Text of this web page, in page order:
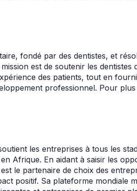
fondé par des dentistes, et
est de soutenir les dentistes
des patients, tout en
professionnel. Pour plus
les entreprises à tous les
Afrique. En aidant à saisir les
le partenaire de choix des
positif. Sa plateforme mondiale